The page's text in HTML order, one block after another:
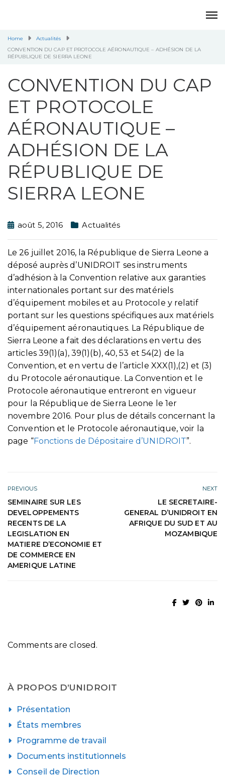
Home
Actualités
CONVENTION DU CAP ET PROTOCOLE AÉRONAUTIQUE – ADHÉSION DE LA
RÉPUBLIQUE DE SIERRA LEONE
CONVENTION DU CAP
ET PROTOCOLE
AÉRONAUTIQUE –
ADHÉSION DE LA
RÉPUBLIQUE DE
SIERRA LEONE
août 5, 2016 Actualités
Le 26 juillet 2016, la République de Sierra Leone a
déposé auprès d’UNIDROIT ses instruments
d’adhésion à la Convention relative aux garanties
internationales portant sur des matériels
d’équipement mobiles et au Protocole y relatif
portant sur les questions spécifiques aux matériels
d’équipement aéronautiques. La République de
Sierra Leone a fait des déclarations en vertu des
articles 39(1)(a), 39(1)(b), 40, 53 et 54(2) de la
Convention, et en vertu de l’article XXX(1),(2) et (3)
du Protocole aéronautique. La Convention et le
Protocole aéronautique entreront en vigueur
pour la République de Sierra Leone le 1er
novembre 2016. Pour plus de détails concernant la
Convention et le Protocole aéronautique, voir la
page “Fonctions de Dépositaire d’UNIDROIT”.
PREVIOUS
SEMINAIRE SUR LES
DEVELOPPEMENTS
RECENTS DE LA
LEGISLATION EN
MATIERE D’ECONOMIE ET
DE COMMERCE EN
AMERIQUE LATINE
NEXT
LE SECRETAIRE-
GENERAL D’UNIDROIT EN
AFRIQUE DU SUD ET AU
MOZAMBIQUE
Comments are closed.
À PROPOS D’UNIDROIT
Présentation
États membres
Programme de travail
Documents institutionnels
Conseil de Direction